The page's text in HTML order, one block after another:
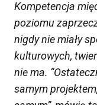
Kompetencja
poziomu
nigdy nie miały
kulturowych,
nie ma.
samym